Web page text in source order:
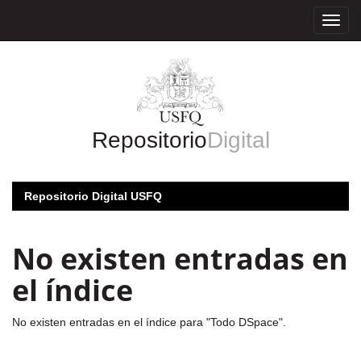
RepositorioDigital
Repositorio Digital USFQ
No existen entradas en
el índice
No existen entradas en el índice para "Todo DSpace".